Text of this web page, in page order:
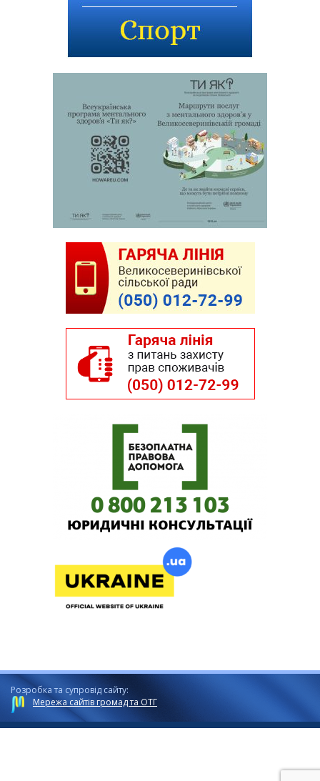
Розробка та супровід сайту:
Мережа сайтів громад та ОТГ